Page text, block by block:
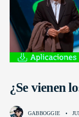
¿Se vienen
GABBOGGIE •